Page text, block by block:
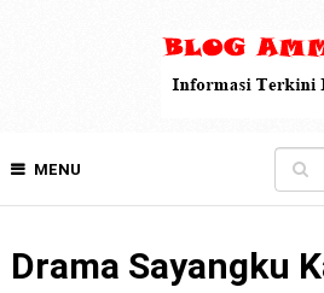
MENU
Drama Sayangku